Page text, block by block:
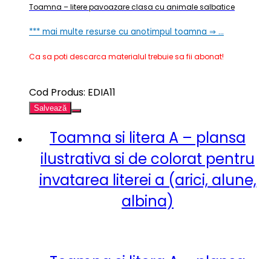
Toamna – litere pavoazare clasa cu animale salbatice
*** mai multe resurse cu anotimpul toamna ⇒ …
Ca sa poti descarca materialul trebuie sa fii abonat!
Cod Produs: EDIA11
Salvează
Toamna si litera A – plansa
ilustrativa si de colorat pentru
invatarea literei a (arici, alune,
albina)